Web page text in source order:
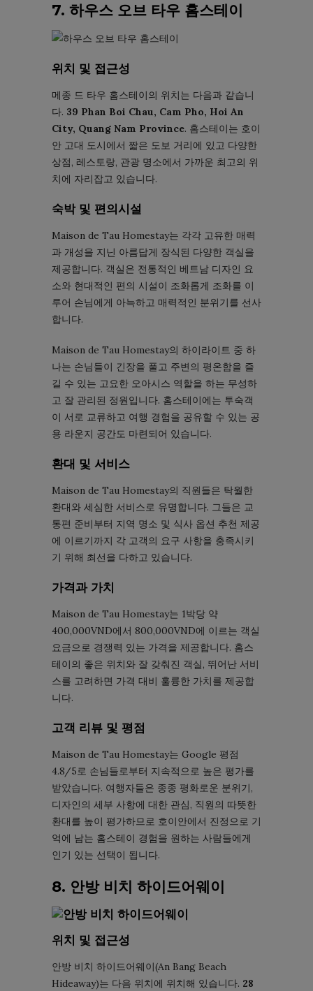
7. 하우스 오브 타우 홈스테이
위치 및 접근성
메종 드 타우 홈스테이의 위치는 다음과 같습니
다. 39 Phan Boi Chau, Cam Pho, Hoi An
City, Quang Nam Province. 홈스테이는 호이
안 고대 도시에서 짧은 도보 거리에 있고 다양한
상점, 레스토랑, 관광 명소에서 가까운 최고의 위
치에 자리잡고 있습니다.
숙박 및 편의시설
Maison de Tau Homestay는 각각 고유한 매력
과 개성을 지닌 아름답게 장식된 다양한 객실을
제공합니다. 객실은 전통적인 베트남 디자인 요
소와 현대적인 편의 시설이 조화롭게 조화를 이
루어 손님에게 아늑하고 매력적인 분위기를 선사
합니다.
Maison de Tau Homestay의 하이라이트 중 하
나는 손님들이 긴장을 풀고 주변의 평온함을 즐
길 수 있는 고요한 오아시스 역할을 하는 무성하
고 잘 관리된 정원입니다. 홈스테이에는 투숙객
이 서로 교류하고 여행 경험을 공유할 수 있는 공
용 라운지 공간도 마련되어 있습니다.
환대 및 서비스
Maison de Tau Homestay의 직원들은 탁월한
환대와 세심한 서비스로 유명합니다. 그들은 교
통편 준비부터 지역 명소 및 식사 옵션 추천 제공
에 이르기까지 각 고객의 요구 사항을 충족시키
기 위해 최선을 다하고 있습니다.
가격과 가치
Maison de Tau Homestay는 1박당 약
400,000VND에서 800,000VND에 이르는 객실
요금으로 경쟁력 있는 가격을 제공합니다. 홈스
테이의 좋은 위치와 잘 갖춰진 객실, 뛰어난 서비
스를 고려하면 가격 대비 훌륭한 가치를 제공합
니다.
고객 리뷰 및 평점
Maison de Tau Homestay는 Google 평점
4.8/5로 손님들로부터 지속적으로 높은 평가를
받았습니다. 여행자들은 종종 평화로운 분위기,
디자인의 세부 사항에 대한 관심, 직원의 따뜻한
환대를 높이 평가하므로 호이안에서 진정으로 기
억에 남는 홈스테이 경험을 원하는 사람들에게
인기 있는 선택이 됩니다.
8. 안방 비치 하이드어웨이
위치 및 접근성
안방 비치 하이드어웨이(An Bang Beach
Hideaway)는 다음 위치에 위치해 있습니다. 28